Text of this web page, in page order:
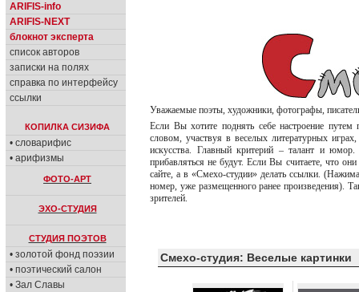
ARIFIS-info
ARIFIS-NEXT
блокнот эксперта
список авторов
записки на полях
справка по интерфейсу
ссылки
КОПИЛКА СИЗИФА
• словарифис
• арифизмы
ФОТО-АРТ
ЭХО-СТУДИЯ
СТУДИЯ ПОЭТОВ
• золотой фонд поэзии
• поэтический салон
• Зал Славы
Уважаемые поэты, художники, фотографы,
Если Вы хотите поднять себе настроение путем
словом, участвуя в веселых литературных
искусства. Главный критерий – талант и
прибавляться не будут. Если Вы считаете, что
сайте, а в «Смехо-студии» делать ссылки.
номер, уже размещенного ранее произведения).
зрителей.
Смехо-студия: Веселые картинки